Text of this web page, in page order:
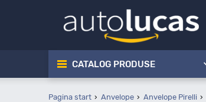
CATALOG PRODUSE
Pagina start Anvelope Anvelope Pirelli